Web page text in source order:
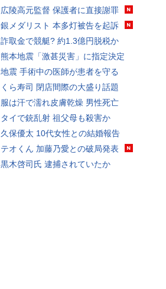
広陵高元監督 保護者に直接謝罪
銀メダリスト 本多灯被告を起訴
詐取金で競艇? 約1.3億円脱税か
熊本地震「激甚災害」に指定決定
地震 手術中の医師が患者を守る
くら寿司 閉店間際の大盛り話題
服は汗で濡れ皮膚乾燥 男性死亡
タイで銃乱射 祖父母も殺害か
久保優太 10代女性との結婚報告
テオくん 加藤乃愛との破局発表
黒木啓司氏 逮捕されていたか